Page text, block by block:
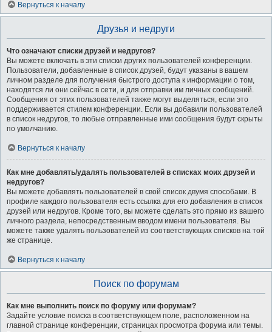
Вернуться к началу
Друзья и недруги
Что означают списки друзей и недругов?
Вы можете включать в эти списки других пользователей конференции.
Пользователи, добавленные в список друзей, будут указаны в вашем
личном разделе для получения быстрого доступа к информации о том,
находятся ли они сейчас в сети, и для отправки им личных сообщений.
Сообщения от этих пользователей также могут выделяться, если это
поддерживается стилем конференции. Если вы добавили пользователей
в список недругов, то любые отправленные ими сообщения будут скрыты
по умолчанию.
Вернуться к началу
Как мне добавлять/удалять пользователей в списках моих друзей и
недругов?
Вы можете добавлять пользователей в свой список двумя способами. В
профиле каждого пользователя есть ссылка для его добавления в список
друзей или недругов. Кроме того, вы можете сделать это прямо из вашего
личного раздела, непосредственным вводом имени пользователя. Вы
можете также удалять пользователей из соответствующих списков на той
же странице.
Вернуться к началу
Поиск по форумам
Как мне выполнить поиск по форуму или форумам?
Задайте условие поиска в соответствующем поле, расположенном на
главной странице конференции, страницах просмотра форума или темы.